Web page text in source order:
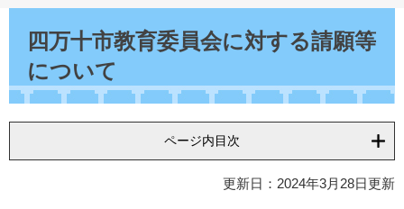
四万十市教育委員会に対する請願等
について
ページ内目次
更新日：2024年3月28日更新